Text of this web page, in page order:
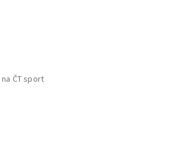
na ČT sport